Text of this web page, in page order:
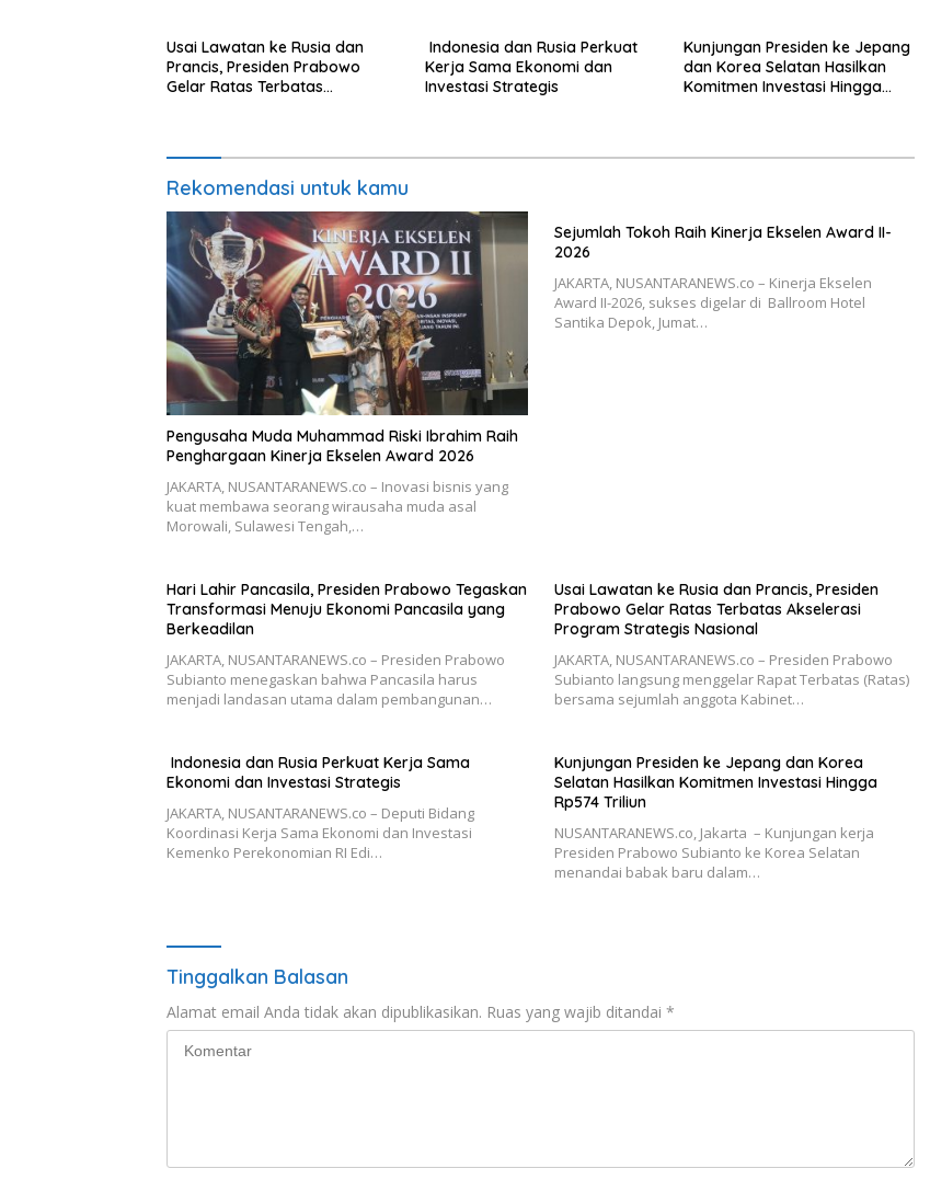
Usai Lawatan ke Rusia dan
Prancis, Presiden Prabowo
Gelar Ratas Terbatas
Indonesia dan Rusia Perkuat
Kerja Sama Ekonomi dan
Investasi Strategis
Kunjungan Presiden ke Jepang
dan Korea Selatan Hasilkan
Komitmen Investasi Hingga
Rekomendasi untuk kamu
Pengusaha Muda Muhammad Riski Ibrahim Raih
Penghargaan Kinerja Ekselen Award 2026
JAKARTA, NUSANTARANEWS.co – Inovasi bisnis yang
kuat membawa seorang wirausaha muda asal
Morowali, Sulawesi Tengah,…
Sejumlah Tokoh Raih Kinerja Ekselen Award II-
2026
JAKARTA, NUSANTARANEWS.co – Kinerja Ekselen
Award II-2026, sukses digelar di Ballroom Hotel
Santika Depok, Jumat…
Hari Lahir Pancasila, Presiden Prabowo Tegaskan
Transformasi Menuju Ekonomi Pancasila yang
Berkeadilan
JAKARTA, NUSANTARANEWS.co – Presiden Prabowo
Subianto menegaskan bahwa Pancasila harus
menjadi landasan utama dalam pembangunan…
Usai Lawatan ke Rusia dan Prancis, Presiden
Prabowo Gelar Ratas Terbatas Akselerasi
Program Strategis Nasional
JAKARTA, NUSANTARANEWS.co – Presiden Prabowo
Subianto langsung menggelar Rapat Terbatas (Ratas)
bersama sejumlah anggota Kabinet…
Indonesia dan Rusia Perkuat Kerja Sama
Ekonomi dan Investasi Strategis
JAKARTA, NUSANTARANEWS.co – Deputi Bidang
Koordinasi Kerja Sama Ekonomi dan Investasi
Kemenko Perekonomian RI Edi…
Kunjungan Presiden ke Jepang dan Korea
Selatan Hasilkan Komitmen Investasi Hingga
Rp574 Triliun
NUSANTARANEWS.co, Jakarta – Kunjungan kerja
Presiden Prabowo Subianto ke Korea Selatan
menandai babak baru dalam…
Tinggalkan Balasan
Alamat email Anda tidak akan dipublikasikan. Ruas yang wajib ditandai *